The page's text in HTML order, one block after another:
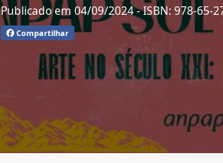
Publicado em 04/09/2024- ISBN: 978-65-
Compartilhar